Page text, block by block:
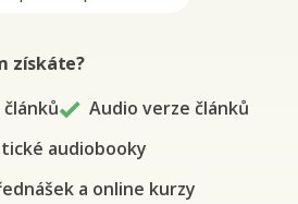
získáte?
Audio verze článků
audiobooky
a online kurzy